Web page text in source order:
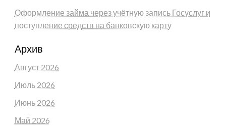
Оформление займа через учётную запись Госуслуг и
поступление средств на банковскую карту
Архив
Август 2026
Июль 2026
Июнь 2026
Май 2026